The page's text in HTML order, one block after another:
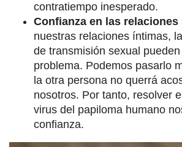
contratiempo inesperado.
Confianza en las relaciones
nuestras relaciones íntimas,
de transmisión sexual
problema. Podemos pasarlo
la otra persona no querrá
nosotros. Por tanto, resolver
virus del papiloma humano
confianza.